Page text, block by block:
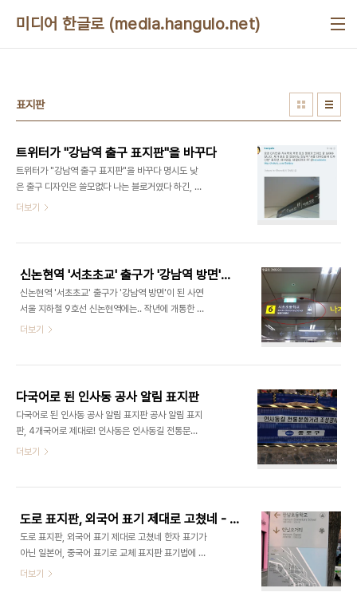
미디어 한글로 (media.hangulo.net)
표지판
트위터가 "강남역 출구 표지판"을 바꾸다
트위터가 "강남역 출구 표지판"을 바꾸다 명시도 낮
은 출구 디자인은 쓸모없다 나는 블로거였다 하긴, 국
민 모두가 '블로거 Blogger'가 될 수 있으니, 이런
전부터는 시들해졌다. 내가 기억에 남는 것은 'W형
버스 손잡이'를 만들려고 했던 서울시의 결정에 적극
반발했던 것이다. 2007/02/22 - W형태의 버스
손잡이, 농담이시죠? 2007/08/22 - W형 버스 손
잡이 농담이 아니셨군요! 2008/05/02 - W형 버
말도 안되는 정책이었지만, 서울시는 이런 낭비적인
더보기
신논현역 '서초초교' 출구가 '강남역 방면'이 된 사연
신논현역 '서초초교' 출구가 '강남역 방면'이 된 사연
서울 지하철 9호선 신논현역에는.. 작년에 개통한 지
하철 9호선은 강남역에서 여의도를 가로지르는 덕분
때마다 참 불편한 점이 많았다. 나는 버스를 갈아타려
고 나가야 하는데, 강남역 버스들은 대부분 교보타워
에서 강남역 사이에 선다. 그런데, 그 방향을 찾기가
참 힘들었다. 내 앞에 덩그러니 놓인 것은 이런 표기
뿐이었다. '서초초등학교' 방면이라니.. 초등학교에
서 초등학교 교문을 본 적은 없는 것 같았다. 물론, 학
더보기
다국어로 된 인사동 공사 알림 표지판
다국어로 된 인사동 공사 알림 표지판 공사 알림 표지
판, 4개국어로 제대로! 인사동은 인사동길 전통문화
거리 조성공사가 한창이다. 이제는 거의 마무리 단계
어, 일본어, 중국어)로 제대로 표기해 두었다. 보통 이
런 표기는 영어 표기만 달랑 해 놓는다든지, 그냥 "한
국식 한자표기(이건 중국인이나 일본인이 제대로 이
해하기 힘들 때가 많다)"만 해 놓는 경우가 대부분인
데 말이다. ▲ 한국어 ▲ 영어 ▲ 일본어 ▲ 중국어
더보기
도로 표지판, 외국어 표기 제대로 고쳤네 - 서울시, 한자 표기가 아닌 일본어, 중국어 표기로 교체
도로 표지판, 외국어 표기 제대로 고쳤네 한자 표기가
아닌 일본어, 중국어 표기로 교체 표지판 표기법에 대
해서만 벌써 1년간.. 표지판의 외국어 표기에 문제가
더보기